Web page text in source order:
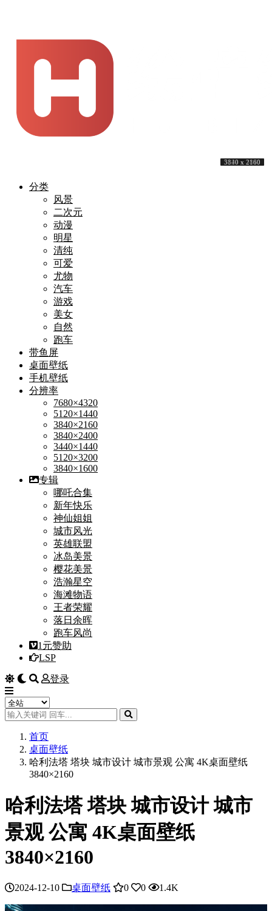
分类
风景
二次元
动漫
明星
清纯
可爱
尤物
汽车
游戏
美女
自然
跑车
带鱼屏
桌面壁纸
手机壁纸
分辨率
7680×4320
5120×1440
3840×2160
3840×2400
3440×1440
5120×3200
3840×1600
专辑
哪吒合集
新年快乐
神仙姐姐
城市风光
英雄联盟
冰岛美景
樱花美景
浩瀚星空
海滩物语
王者荣耀
落日余晖
跑车风尚
1元赞助
LSP
登录
首页
桌面壁纸
哈利法塔 塔块 城市设计 城市景观 公寓 4K桌面壁纸
3840×2160
哈利法塔 塔块 城市设计 城市
景观 公寓 4K桌面壁纸
3840×2160
2024-12-10 桌面壁纸 0 0 1.4K
5120 x 3200
4000 x 3000
3840 x 2160
5120 x 3200
5120 x 3200
3840 x 2160
7254 x 4841
3840 x 2160
5120 x 2880
3840 x 2160